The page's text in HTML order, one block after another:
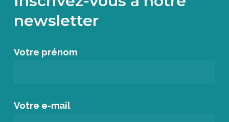
newsletter
Votre prénom
Votre e-mail